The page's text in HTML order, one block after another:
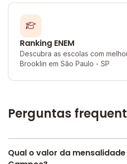
Ranking ENEM
Descubra as escolas com
Brooklin em São Paulo - SP
Perguntas
Qual o valor da mensalidade